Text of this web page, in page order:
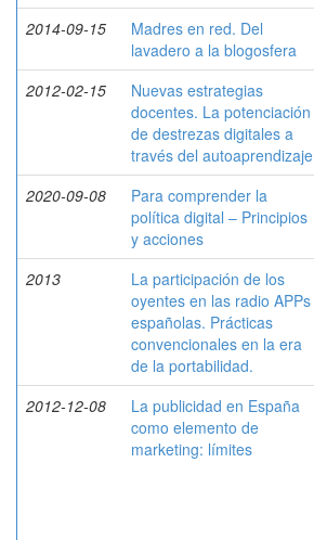
2014-09-15
Madres en red. Del
lavadero a la blogosfera
2012-02-15
Nuevas estrategias
docentes. La potenciación
de destrezas digitales a
través del autoaprendizaje
2020-09-08
Para comprender la
política digital – Principios
y acciones
2013
La participación de los
oyentes en las radio APPs
españolas. Prácticas
convencionales en la era
de la portabilidad.
2012-12-08
La publicidad en España
como elemento de
marketing: límites